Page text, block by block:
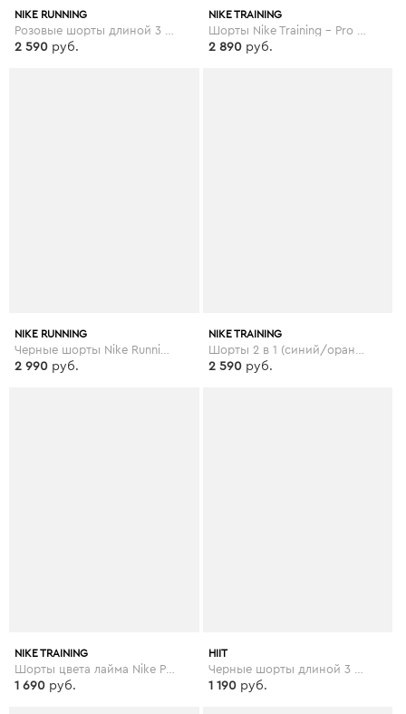
NIKE RUNNING
2 590 руб.
NIKE TRAINING
2 890 руб.
NIKE RUNNING
2 990 руб.
NIKE TRAINING
2 590 руб.
NIKE TRAINING
1 690 руб.
HIIT
1 190 руб.